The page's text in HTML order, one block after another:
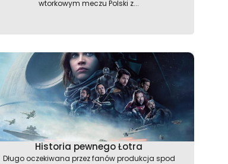
wtorkowym meczu Polski z...
Historia pewnego Łotra
Długo oczekiwana przez fanów produkcja spod